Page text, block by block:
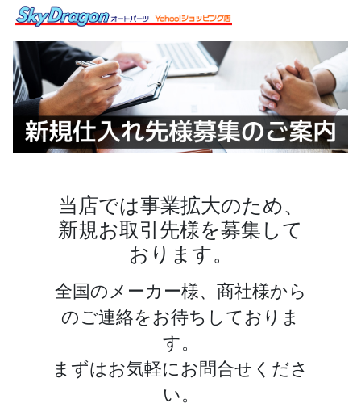
当店では事業拡大のため、
新規お取引先様を募集して
おります。
全国のメーカー様、商社様から
のご連絡をお待ちしておりま
す。
まずはお気軽にお問合せくださ
い。